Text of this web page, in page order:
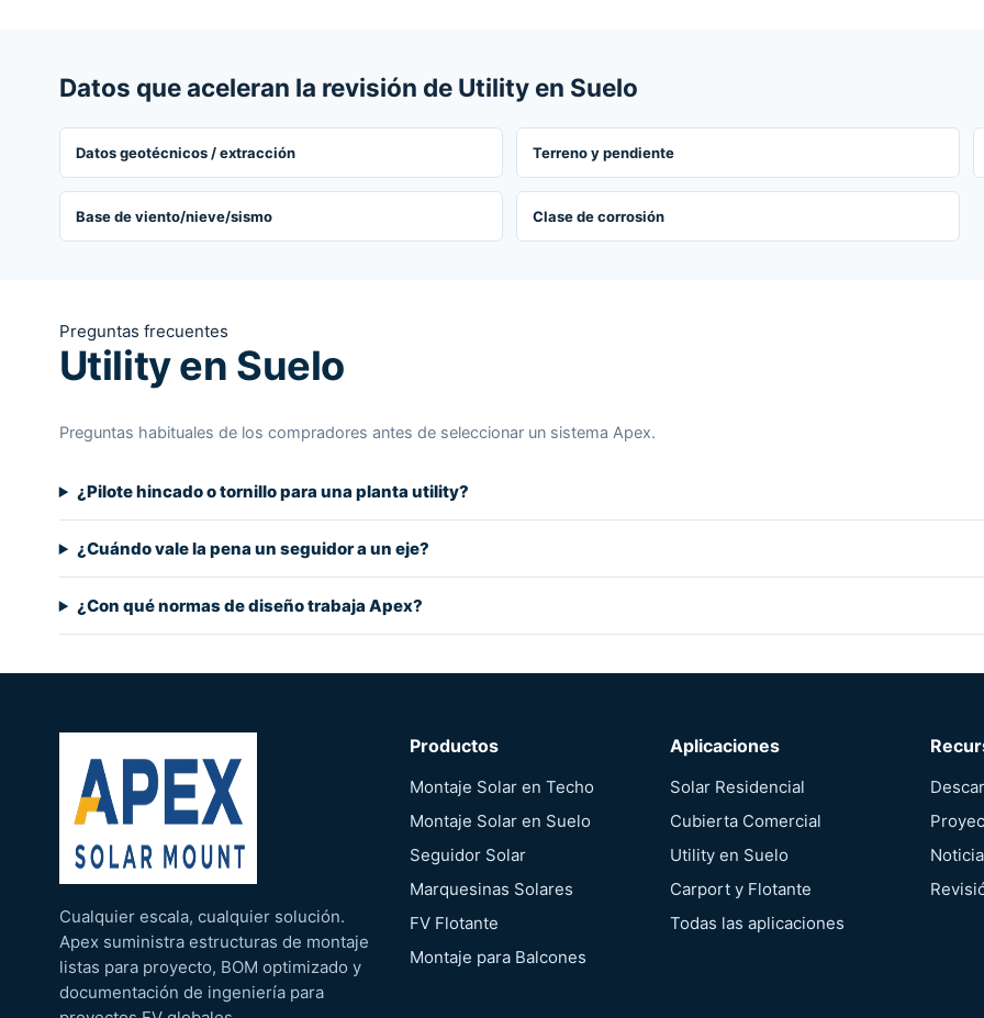
Datos que aceleran la revisión de Utility en Suelo
Datos geotécnicos / extracción Terreno y pendiente
Base de viento/nieve/sismo Clase de corrosión
Preguntas frecuentes
Utility en Suelo
Preguntas habituales de los compradores antes de seleccionar un sistema Apex.
¿Pilote hincado o tornillo para una planta utility?
¿Cuándo vale la pena un seguidor a un eje?
¿Con qué normas de diseño trabaja Apex?
Cualquier escala, cualquier solución.
Apex suministra estructuras de montaje
listas para proyecto, BOM optimizado y
documentación de ingeniería para
Productos
Montaje Solar en Techo
Montaje Solar en Suelo
Seguidor Solar
Marquesinas Solares
FV Flotante
Montaje para Balcones
Aplicaciones
Solar Residencial
Cubierta Comercial
Utility en Suelo
Carport y Flotante
Todas las aplicaciones